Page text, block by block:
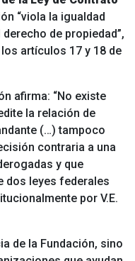
“viola la igualdad
de propiedad”,
artículos 17 y 18 de
afirma: “No existe
la relación de
(…) tampoco
contraria a una
y que
dos leyes federales
por V.E.
de la Fundación, sino